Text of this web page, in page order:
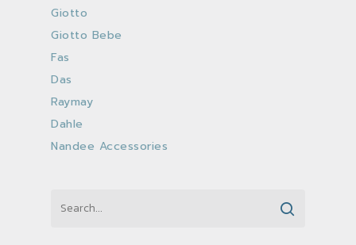
Giotto
Giotto Bebe
Fas
Das
Raymay
Dahle
Nandee Accessories